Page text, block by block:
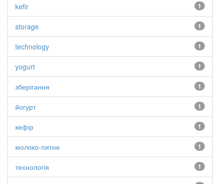
1
kefir
1
storage
1
technology
1
yogurt
1
зберігання
1
йогурт
1
кефір
1
молоко-питне
1
технологія